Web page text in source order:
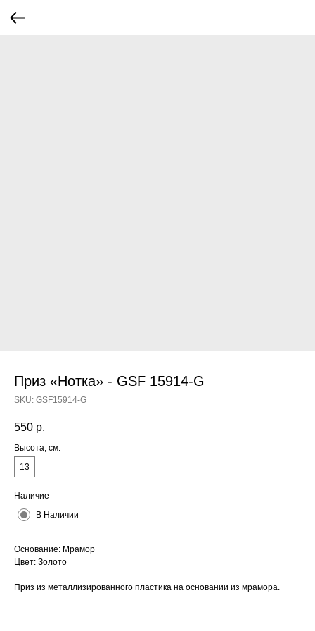
Приз «Нотка» - GSF 15914-G
SKU: GSF15914-G
550 р.
Высота, см.
13
Наличие
В Наличии
Основание: Мрамор
Цвет: Золото
Приз из металлизированного пластика на основании из мрамора.